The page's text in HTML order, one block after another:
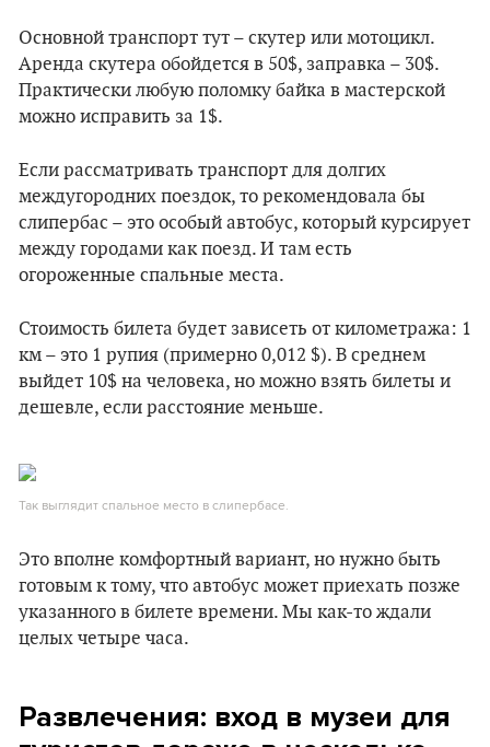
Основной транспорт тут – скутер или мотоцикл.
Аренда скутера обойдется в 50$, заправка – 30$.
Практически любую поломку байка в мастерской
можно исправить за 1$.
Если рассматривать транспорт для долгих
междугородних поездок, то рекомендовала бы
слипербас – это особый автобус, который курсирует
между городами как поезд. И там есть
огороженные спальные места.
Стоимость билета будет зависеть от километража: 1
км – это 1 рупия (примерно 0,012 $). В среднем
выйдет 10$ на человека, но можно взять билеты и
дешевле, если расстояние меньше.
Так выглядит спальное место в слипербасе.
Это вполне комфортный вариант, но нужно быть
готовым к тому, что автобус может приехать позже
указанного в билете времени. Мы как-то ждали
целых четыре часа.
Развлечения: вход в музеи для